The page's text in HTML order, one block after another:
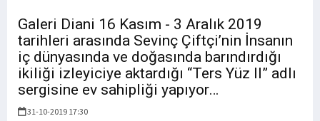
Galeri Diani 16 Kasım - 3 Aralık 2019
tarihleri arasında Sevinç Çiftçi’nin İnsanın
iç dünyasında ve doğasında barındırdığı
ikiliği izleyiciye aktardığı “Ters Yüz II” adlı
sergisine ev sahipliği yapıyor…
31-10-2019 17:30